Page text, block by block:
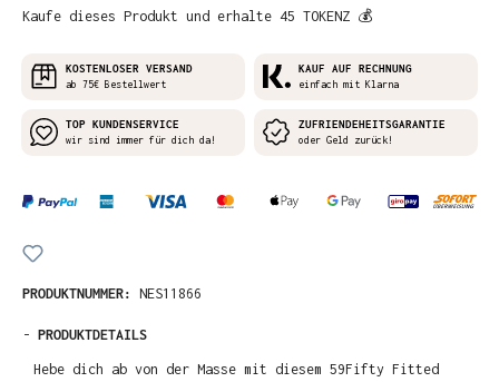
Kaufe dieses Produkt und erhalte 45 TOKENZ 💰
KOSTENLOSER VERSAND
ab 75€ Bestellwert
KAUF AUF RECHNUNG
einfach mit Klarna
TOP KUNDENSERVICE
wir sind immer für dich da!
ZUFRIENDEHEITSGARANTIE
oder Geld zurück!
PRODUKTNUMMER: NES11866
- PRODUKTDETAILS
Hebe dich ab von der Masse mit diesem 59Fifty Fitted